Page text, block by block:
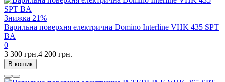
Знижка 21%
Варильна поверхня електрична Domino Interline VHK 435 SPT
BA
0
3 300 грн.4 200 грн.
В кошик